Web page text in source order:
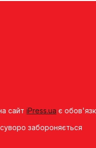
сайт iPress.ua є
забороняється